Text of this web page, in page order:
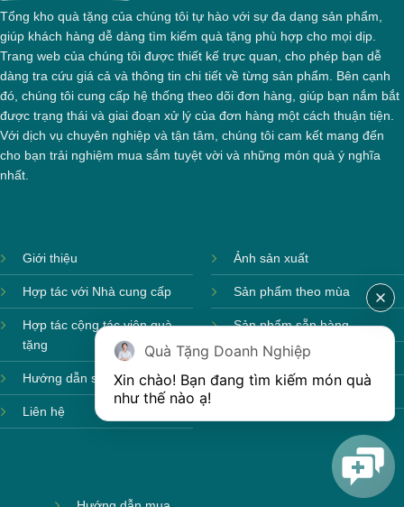
Tổng kho quà tặng của chúng tôi tự hào với sự đa dạng sản phẩm,
giúp khách hàng dễ dàng tìm kiếm quà tặng phù hợp cho mọi dịp.
Trang web của chúng tôi được thiết kế trực quan, cho phép bạn dễ
dàng tra cứu giá cả và thông tin chi tiết về từng sản phẩm. Bên cạnh
đó, chúng tôi cung cấp hệ thống theo dõi đơn hàng, giúp bạn nắm bắt
được trạng thái và giai đoạn xử lý của đơn hàng một cách thuận tiện.
Với dịch vụ chuyên nghiệp và tận tâm, chúng tôi cam kết mang đến
cho bạn trải nghiệm mua sắm tuyệt vời và những món quà ý nghĩa
nhất.
Giới thiệu
Hợp tác với Nhà cung cấp
Hợp tác cộng tác viên quà
tặng
Hướng dẫn sử dụng
Liên hệ
Ảnh sản xuất
Sản phẩm theo mùa
Sản phẩm sẵn hàng
Sản phẩm mới
Sản phẩm môi trường
Quà Tặng Doanh Nghiệp
Xin chào! Bạn đang tìm kiếm món quà
như thế nào ạ!